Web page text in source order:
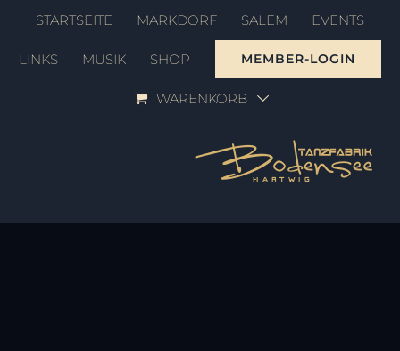
Zum
springen
STARTSEITE MARKDORF SALEM EVENTS
LINKS MUSIK SHOP MEMBER-LOGIN
WARENKORB